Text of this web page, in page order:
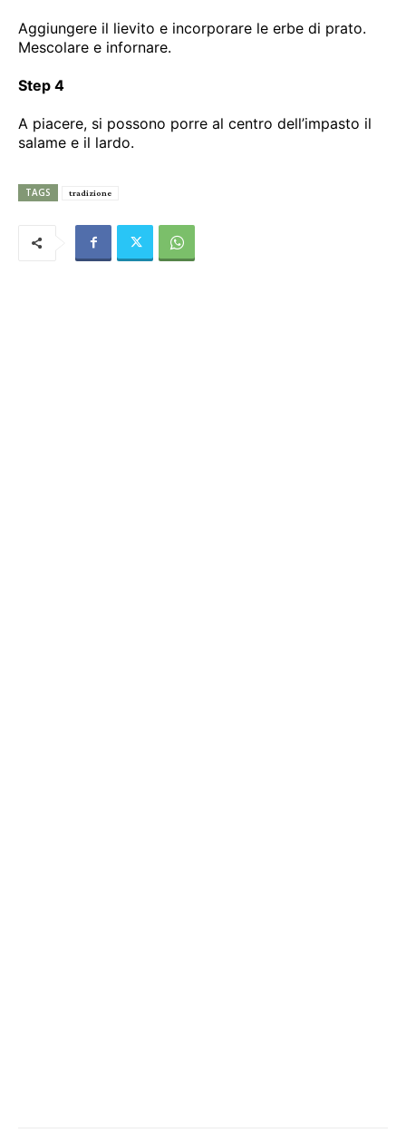
Aggiungere il lievito e incorporare le erbe di prato.
Mescolare e infornare.
Step 4
A piacere, si possono porre al centro dell’impasto il
salame e il lardo.
TAGS tradizione